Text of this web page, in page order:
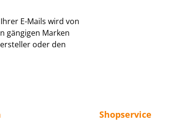
E-Mails wird von
gängigen Marken
oder den
Shopservice